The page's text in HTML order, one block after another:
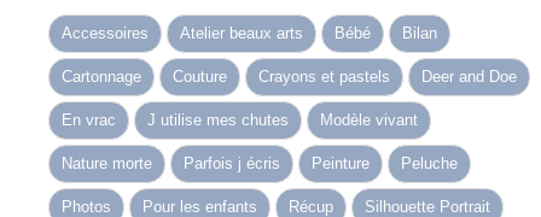
Accessoires Atelier beaux arts Bébé Bilan
Cartonnage Couture Crayons et pastels Deer and Doe
En vrac J utilise mes chutes Modèle vivant
Nature morte Parfois j écris Peinture Peluche
Photos Pour les enfants Récup Silhouette Portrait